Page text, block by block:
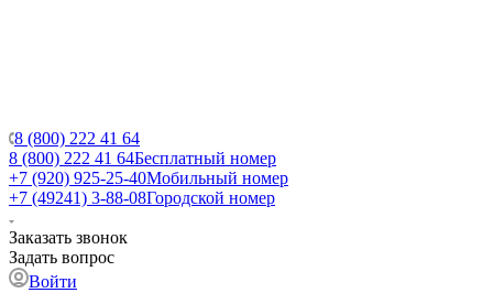
8 (800) 222 41 64
8 (800) 222 41 64Бесплатный номер
+7 (920) 925-25-40Мобильный номер
+7 (49241) 3-88-08Городской номер
Заказать звонок
Задать вопрос
Войти